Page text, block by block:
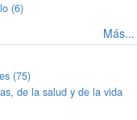
(6)
Más...
(75)
de la salud y de la vida